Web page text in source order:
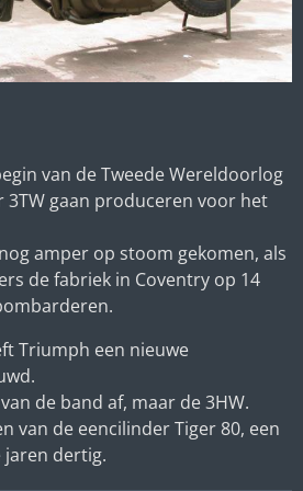
van de Tweede Wereldoorlog
3TW gaan produceren voor het
amper op stoom gekomen, als
de fabriek in Coventry op 14
Triumph een nieuwe
de band af, maar de 3HW.
van de eencilinder Tiger 80, een
dertig.